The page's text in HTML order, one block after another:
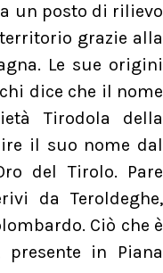
un posto di rilievo
grazie alla
Le sue origini
dice che il nome
Tirodola della
il suo nome dal
del Tirolo. Pare
da Teroldeghe,
Ciò che è
in Piana